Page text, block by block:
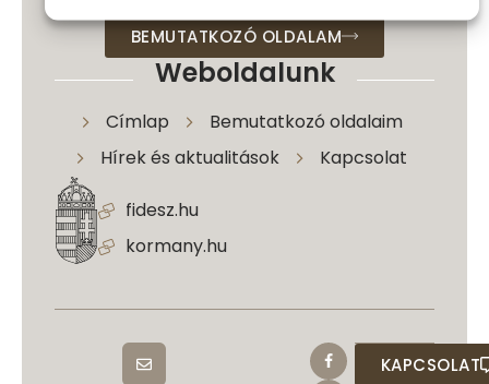
BEMUTATKOZÓ OLDALAM
Weboldalunk
Címlap
Bemutatkozó oldalaim
Hírek és aktualitások
Kapcsolat
fidesz.hu
kormany.hu
KAPCSOLAT